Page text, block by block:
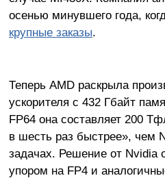
осенью минувшего года,
крупные заказы.
Теперь AMD раскрыла
ускорителя с 432 Гбайт
FP64 она составляет 200
в шесть раз быстрее», чем
задачах. Решение от Nvidia
упором на FP4 и